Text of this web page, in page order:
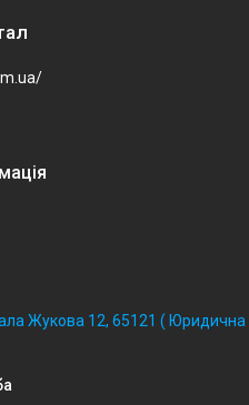
Жукова 12, 65121 ( Юридична